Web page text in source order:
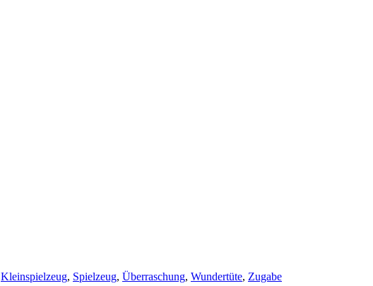
Kleinspielzeug, Spielzeug, Überraschung, Wundertüte, Zugabe